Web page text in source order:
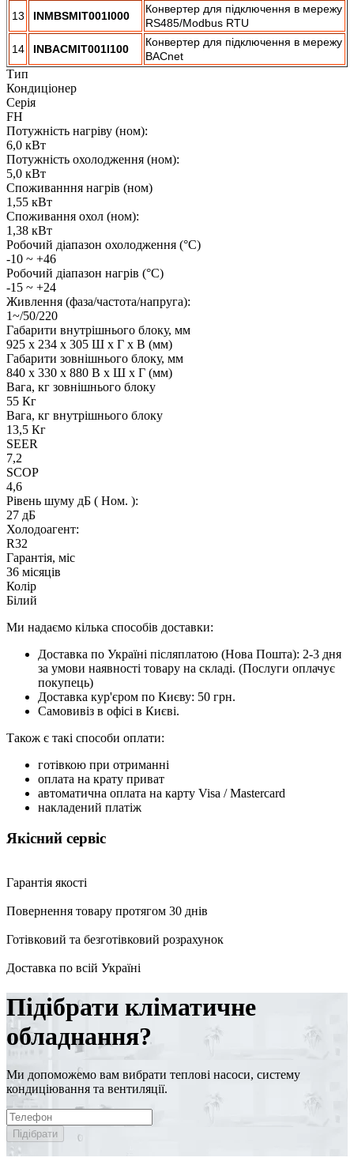
13 INMBSMIT001I000
Конвертер для підключення в мережу
RS485/Modbus RTU
14 INBACMIT001I100
Конвертер для підключення в мережу
BACnet
Тип
Кондиціонер
Серія
FH
Потужність нагріву (ном):
6,0 кВт
Потужність охолодження (ном):
5,0 кВт
Споживанння нагрів (ном)
1,55 кВт
Споживання охол (ном):
1,38 кВт
Робочий діапазон охолодження (°C)
-10 ~ +46
Робочий діапазон нагрів (°C)
-15 ~ +24
Живлення (фаза/частота/напруга):
1~/50/220
Габарити внутрішнього блоку, мм
925 х 234 х 305 Ш х Г х В (мм)
Габарити зовнішнього блоку, мм
840 х 330 х 880 В x Ш x Г (мм)
Вага, кг зовнішнього блоку
55 Кг
Вага, кг внутрішнього блоку
13,5 Кг
SEER
7,2
SCOP
4,6
Рівень шуму дБ ( Ном. ):
27 дБ
Холодоагент:
R32
Гарантія, міс
36 місяців
Колір
Білий
Ми надаємо кілька способів доставки:
Доставка по Україні післяплатою (Нова Пошта): 2-3 дня
за умови наявності товару на складі. (Послуги оплачує
покупець)
Доставка кур'єром по Києву: 50 грн.
Самовивіз в офісі в Києві.
Також є такі способи оплати:
готівкою при отриманні
оплата на крату приват
автоматична оплата на карту Visa / Mastercard
накладений платіж
Якісний сервіс
Гарантія якості
Повернення товару протягом 30 днів
Готівковий та безготівковий розрахунок
Доставка по всій Україні
Підібрати кліматичне
обладнання?
Ми допоможемо вам вибрати теплові насоси, систему
кондиціювання та вентиляції.
Підібрати